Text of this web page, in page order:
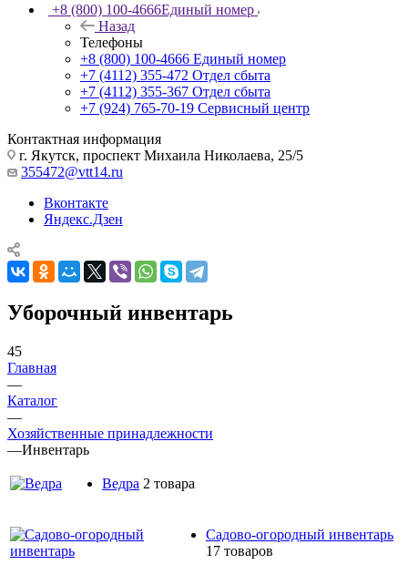
+8 (800) 100-4666Единый номер
Назад
Телефоны
+8 (800) 100-4666 Единый номер
+7 (4112) 355-472 Отдел сбыта
+7 (4112) 355-367 Отдел сбыта
+7 (924) 765-70-19 Сервисный центр
Контактная информация
г. Якутск, проспект Михаила Николаева, 25/5
355472@vtt14.ru
Вконтакте
Яндекс.Дзен
Уборочный инвентарь
45
Главная
—
Каталог
—
Хозяйственные принадлежности
—Инвентарь
Ведра 2 товара
Садово-огородный инвентарь
17 товаров